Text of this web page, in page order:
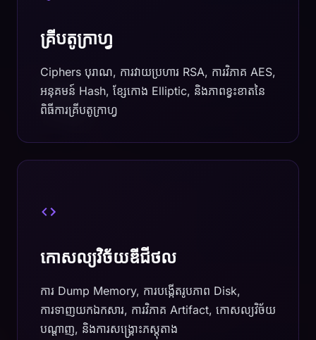
គ្រីបតូក្រាហ្វ
Ciphers បុរាណ, ការវាយប្រហារ RSA, ការវិភាគ AES,
អនុគមន៍ Hash, ខ្សែកោង Elliptic, និងភាពខ្វះខាតនៃ
ពិធីការគ្រីបតូក្រាហ្វ
កោសល្យវិច័យឌីជីថល
ការ Dump Memory, ការបង្កើតរូបភាព Disk,
ការទាញយកឯកសារ, ការវិភាគ Artifact, កោសល្យវិច័យ
បណ្តាញ, និងការសង្គ្រោះភស្តុតាង